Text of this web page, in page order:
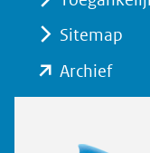
Sitemap
Archief
in